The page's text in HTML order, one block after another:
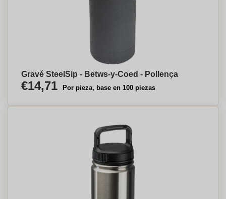
Gravé SteelSip - Betws-y-Coed - Pollença
€14,71 Por pieza, base en 100 piezas